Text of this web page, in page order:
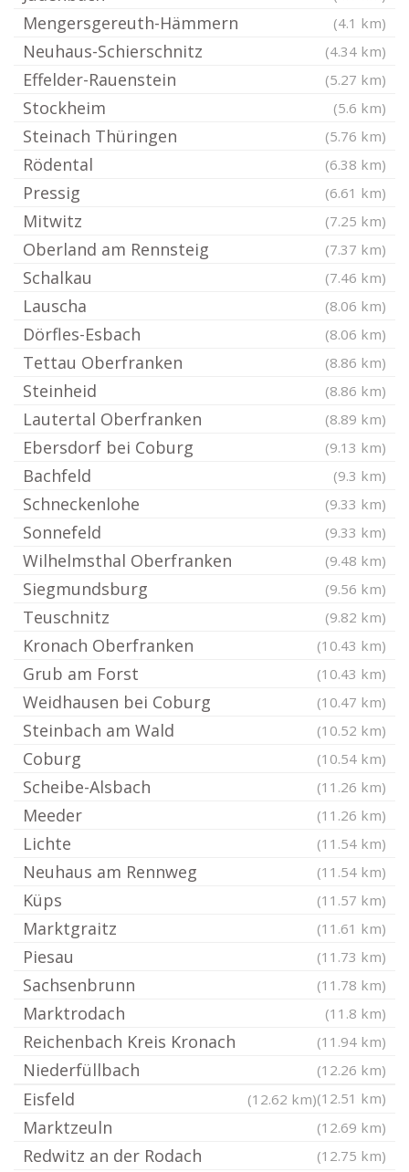
Mengersgereuth-Hämmern (4.1 km)
Neuhaus-Schierschnitz (4.34 km)
Effelder-Rauenstein (5.27 km)
Stockheim (5.6 km)
Steinach Thüringen (5.76 km)
Rödental (6.38 km)
Pressig (6.61 km)
Mitwitz (7.25 km)
Oberland am Rennsteig (7.37 km)
Schalkau (7.46 km)
Lauscha (8.06 km)
Dörfles-Esbach (8.06 km)
Tettau Oberfranken (8.86 km)
Steinheid (8.86 km)
Lautertal Oberfranken (8.89 km)
Ebersdorf bei Coburg (9.13 km)
Bachfeld (9.3 km)
Schneckenlohe (9.33 km)
Sonnefeld (9.33 km)
Wilhelmsthal Oberfranken (9.48 km)
Siegmundsburg (9.56 km)
Teuschnitz (9.82 km)
Kronach Oberfranken (10.43 km)
Grub am Forst (10.43 km)
Weidhausen bei Coburg (10.47 km)
Steinbach am Wald (10.52 km)
Coburg (10.54 km)
Scheibe-Alsbach (11.26 km)
Meeder (11.26 km)
Lichte (11.54 km)
Neuhaus am Rennweg (11.54 km)
Küps (11.57 km)
Marktgraitz (11.61 km)
Piesau (11.73 km)
Sachsenbrunn (11.78 km)
Marktrodach (11.8 km)
Reichenbach Kreis Kronach (11.94 km)
Niederfüllbach
(12.26 km)
(12.51 km)
Eisfeld (12.62 km)
Marktzeuln (12.69 km)
Redwitz an der Rodach (12.75 km)